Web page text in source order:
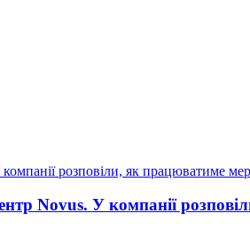
Novus. У компанії